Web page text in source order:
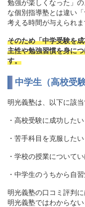
勉強が楽しくなった」
な個別指導塾とは違い
考える時間が与えられま
そのため「中学受験を
主性や勉強習慣を身に
す。
中学生（高校受
明光義塾は、以下に該
・高校受験に成功したい
・苦手科目を克服したい
・学校の授業について
・中学生のうちから自
明光義塾の口コミ評判
明光義塾ではわからな